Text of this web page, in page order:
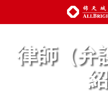
律師（弁